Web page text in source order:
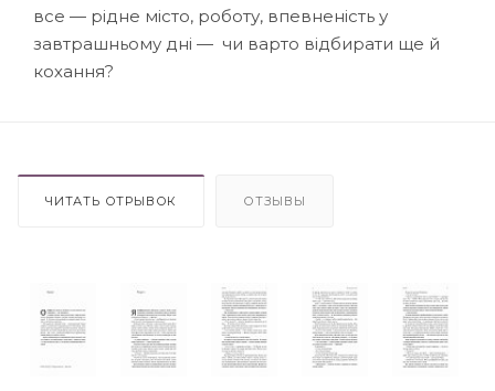
все — рідне місто, роботу, впевненість у
завтрашньому дні — чи варто відбирати ще й
кохання?
ЧИТАТЬ ОТРЫВОК ОТЗЫВЫ